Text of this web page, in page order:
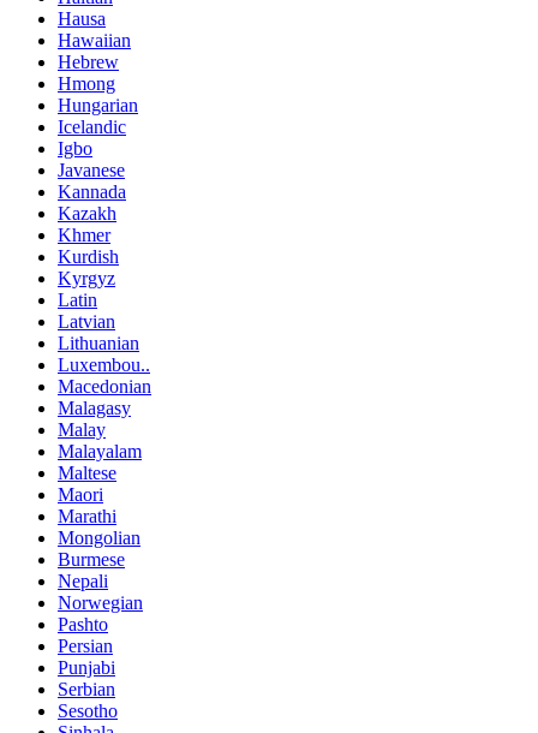
Hausa
Hawaiian
Hebrew
Hmong
Hungarian
Icelandic
Igbo
Javanese
Kannada
Kazakh
Khmer
Kurdish
Kyrgyz
Latin
Latvian
Lithuanian
Luxembou..
Macedonian
Malagasy
Malay
Malayalam
Maltese
Maori
Marathi
Mongolian
Burmese
Nepali
Norwegian
Pashto
Persian
Punjabi
Serbian
Sesotho